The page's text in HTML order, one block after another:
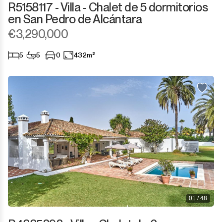
San Enrique
San Luis de Sabinillas
San Martín de Tesorillo
San Pedro de Alcántara
San Roque Club
Selwo
Sotogrande
Sotogrande Alto
Sotogrande Costa
Local comercial
Otro
R5158117 - Villa - Chalet de 5 dormitorios
en San Pedro de Alcántara
€3,290,000
5 5 0 432m²
01 / 48